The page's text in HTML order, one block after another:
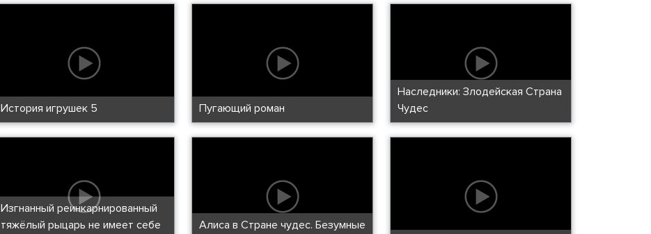
История игрушек 5 Пугающий роман
Наследники: Злодейская Страна
Чудес
Изгнанный реинкарнированный
тяжёлый рыцарь не имеет себе
Алиса в Стране чудес. Безумные